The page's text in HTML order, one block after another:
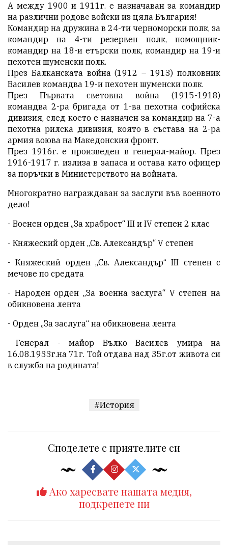
А между 1900 и 1911г. е назначаван за командир
на различни родове войски из цяла България!
Командир на дружина в 24-ти черноморски полк, за
командир на 4-ти резервен полк, помощник-
командир на 18-и етърски полк, командир на 19-и
пехотен шуменски полк.
През Балканската война (1912 – 1913) полковник
Василев командва 19-и пехотен шуменски полк.
През Първата световна война (1915-1918)
командва 2-ра бригада от 1-ва пехотна софийска
дивизия, след което е назначен за командир на 7-а
пехотна рилска дивизия, която в състава на 2-ра
армия воюва на Македонския фронт.
През 1916г. е произведен в генерал-майор. През
1916-1917 г. излиза в запаса и остава като офицер
за поръчки в Министерството на войната.
Многократно награждаван за заслуги във военното
дело!
- Военен орден „За храброст“ III и IV степен 2 клас
- Княжеский орден „Св. Александър“ V степен
- Княжеский орден „Св. Александър“ III степен с
мечове по средата
- Народен орден „За военна заслуга“ V степен на
обикновена лента
- Орден „За заслуга“ на обикновена лента
Генерал - майор Вълко Василев умира на
16.08.1933г.на 71г. Той отдава над 35г.от живота си
в служба на родината!
#История
Споделете с приятелите си
Ако харесвате нашата медия,
подкрепете ни